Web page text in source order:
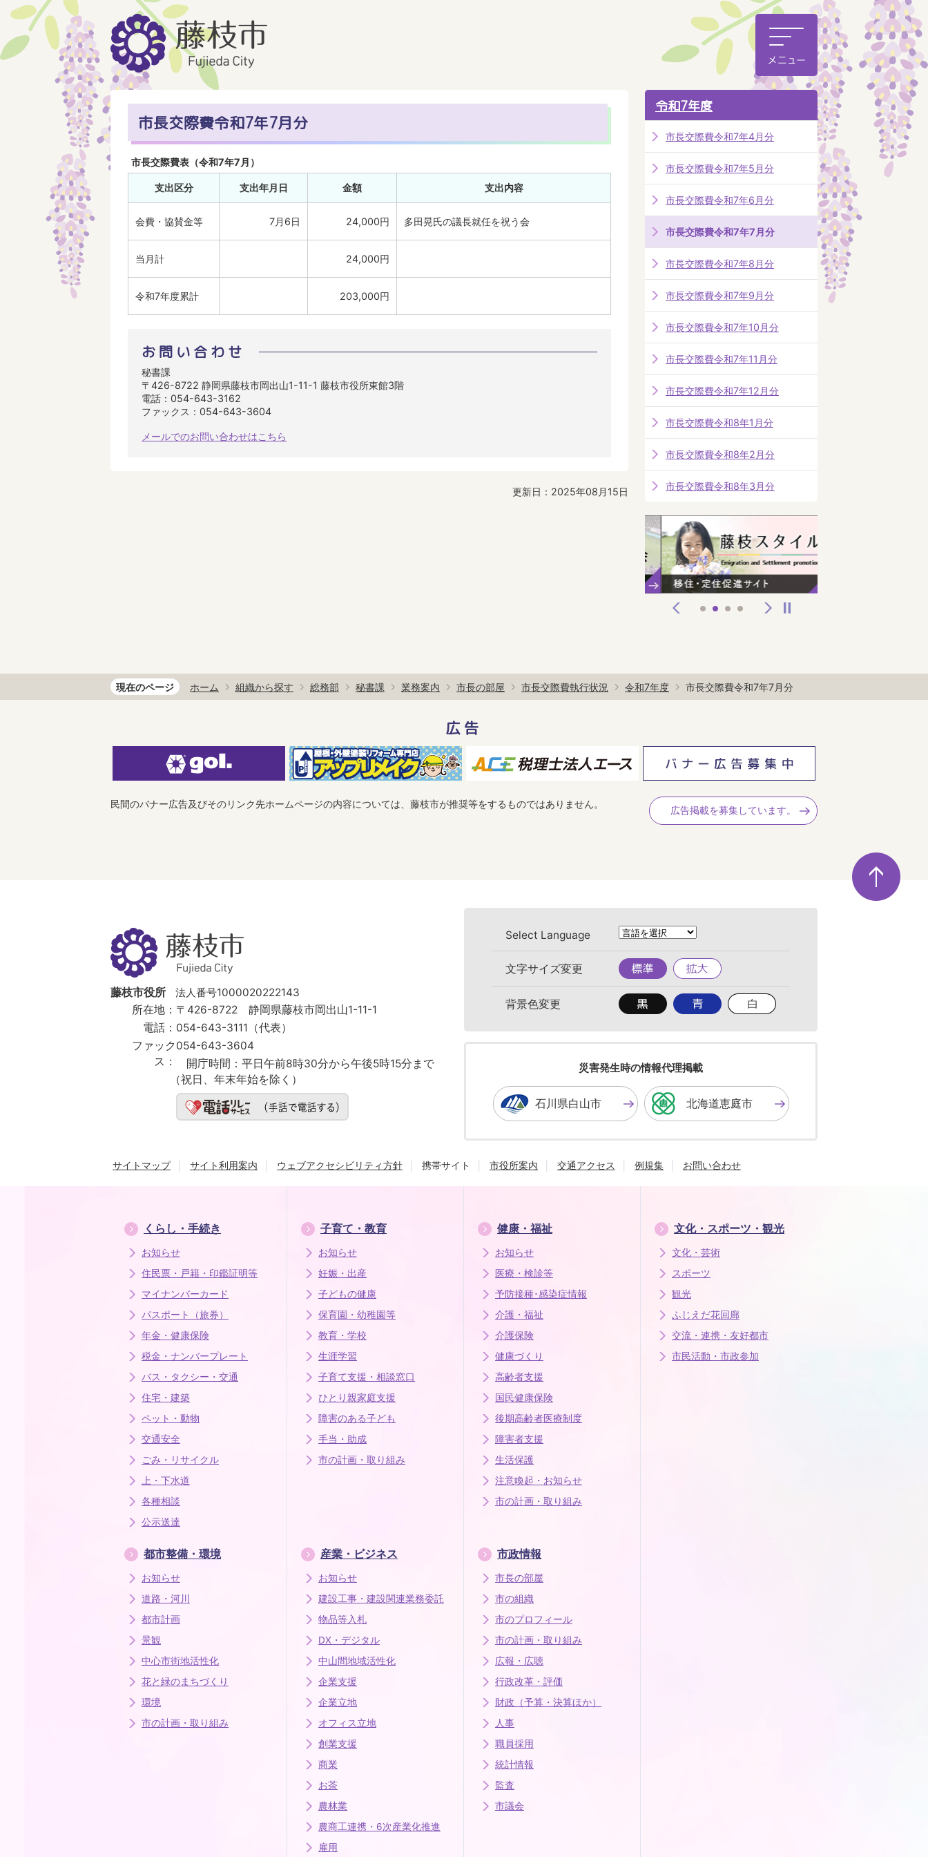
市長交際費令和7年7月分
市長交際費表（令和7年7月）
支出区分 支出年月日 金額 支出内容
会費・協賛金等 7月6日 24,000円 多田晃氏の議長就任を祝う会
当月計 24,000円
令和7年度累計 203,000円
お問い合わせ
秘書課
〒426-8722 静岡県藤枝市岡出山1-11-1 藤枝市役所東館3階
電話：054-643-3162
ファックス：054-643-3604
メールでのお問い合わせはこちら
更新日：2025年08月15日
令和7年度
市長交際費令和7年4月分
市長交際費令和7年5月分
市長交際費令和7年6月分
市長交際費令和7年7月分
市長交際費令和7年8月分
市長交際費令和7年9月分
市長交際費令和7年10月分
市長交際費令和7年11月分
市長交際費令和7年12月分
市長交際費令和8年1月分
市長交際費令和8年2月分
市長交際費令和8年3月分
現在のページ ホーム 組織から探す 総務部 秘書課 業務案内 市長の部屋 市長交際費執行状況 令和7年度 市長交際費令和7年7月分
広告
民間のバナー広告及びそのリンク先ホームページの内容については、藤枝市が推奨等をするものではありません。
広告掲載を募集しています。
ペ
ー
ジ
の
藤
枝
市
Fujieda
City
藤枝市役所
法人番号1000020222143
所在地： 〒426-8722 静岡県藤枝市岡出山1-11-1
電話： 054-643-3111（代表）
ファック
ス：
054-643-3604
開庁時間： 平日午前8時30分から午後5時15分まで
（祝日、年末年始を除く）
Select Language
文字サイズ変更
標
準
拡
大
背景色変更
背
景
色
す
る
背
景
色
る
背
景
る
災害発生時の情報代理掲載
石川県白山市 北海道恵庭市
サイトマップ サイト利用案内 ウェブアクセシビリティ方針 携帯サイト 市役所案内 交通アクセス 例規集 お問い合わせ
くらし・手続き
お知らせ
住民票・戸籍・印鑑証明等
マイナンバーカード
パスポート（旅券）
年金・健康保険
税金・ナンバープレート
バス・タクシー・交通
住宅・建築
ペット・動物
交通安全
ごみ・リサイクル
上・下水道
各種相談
公示送達
子育て・教育
お知らせ
妊娠・出産
子どもの健康
保育園・幼稚園等
教育・学校
生涯学習
子育て支援・相談窓口
ひとり親家庭支援
障害のある子ども
手当・助成
市の計画・取り組み
健康・福祉
お知らせ
医療・検診等
予防接種･感染症情報
介護・福祉
介護保険
健康づくり
高齢者支援
国民健康保険
後期高齢者医療制度
障害者支援
生活保護
注意喚起・お知らせ
市の計画・取り組み
文化・スポーツ・観光
文化・芸術
スポーツ
観光
ふじえだ花回廊
交流・連携・友好都市
市民活動・市政参加
都市整備・環境
お知らせ
道路・河川
都市計画
景観
中心市街地活性化
花と緑のまちづくり
環境
市の計画・取り組み
産業・ビジネス
お知らせ
建設工事・建設関連業務委託
物品等入札
DX・デジタル
中山間地域活性化
企業支援
企業立地
オフィス立地
創業支援
商業
お茶
農林業
農商工連携・6次産業化推進
雇用
市政情報
市長の部屋
市の組織
市のプロフィール
市の計画・取り組み
広報・広聴
行政改革・評価
財政（予算・決算ほか）
人事
職員採用
統計情報
監査
市議会